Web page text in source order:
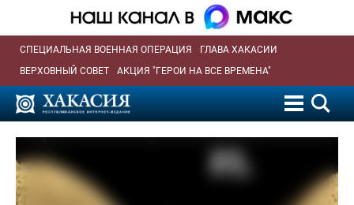
СПЕЦИАЛЬНАЯ ВОЕННАЯ ОПЕРАЦИЯ
ГЛАВА ХАКАСИИ
ВЕРХОВНЫЙ СОВЕТ
АКЦИЯ "ГЕРОИ НА ВСЕ ВРЕМЕНА"